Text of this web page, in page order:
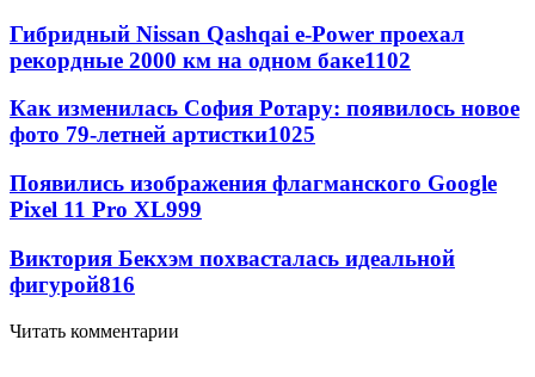
Гибридный Nissan Qashqai e-Power проехал
рекордные 2000 км на одном баке1102
Как изменилась София Ротару: появилось новое
фото 79-летней артистки1025
Появились изображения флагманского Google
Pixel 11 Pro XL999
Виктория Бекхэм похвасталась идеальной
фигурой816
Читать комментарии